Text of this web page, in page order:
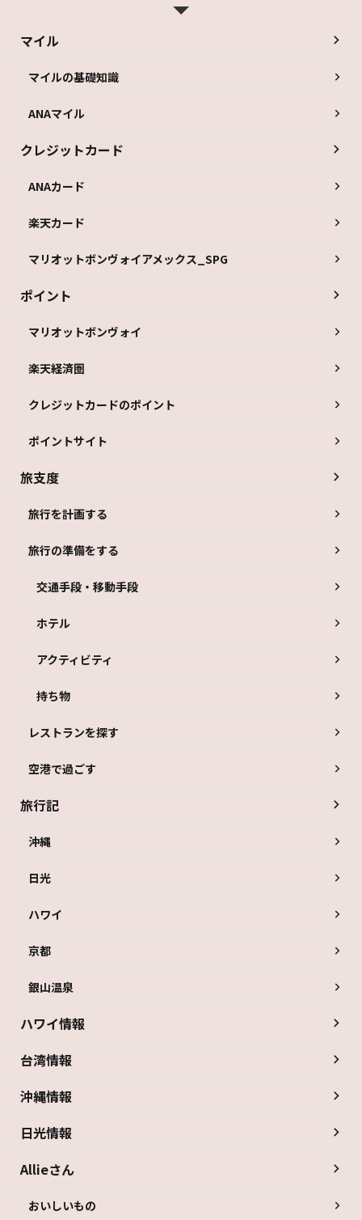
マイル
マイルの基礎知識
ANAマイル
クレジットカード
ANAカード
楽天カード
マリオットボンヴォイアメックス_SPG
ポイント
マリオットボンヴォイ
楽天経済圏
クレジットカードのポイント
ポイントサイト
旅支度
旅行を計画する
旅行の準備をする
交通手段・移動手段
ホテル
アクティビティ
持ち物
レストランを探す
空港で過ごす
旅行記
沖縄
日光
ハワイ
京都
銀山温泉
ハワイ情報
台湾情報
沖縄情報
日光情報
Allieさん
おいしいもの